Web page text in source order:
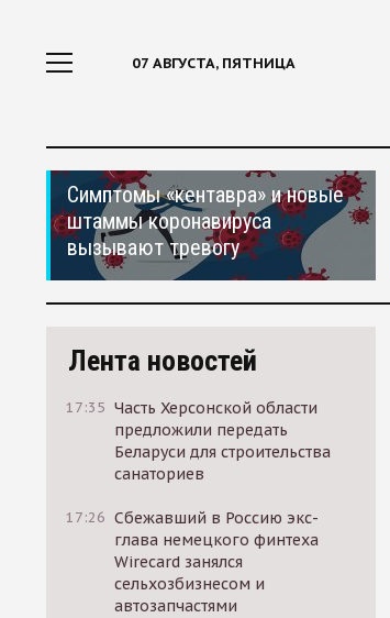
07 АВГУСТА, ПЯТНИЦА
Симптомы «кентавра» и новые
штаммы коронавируса
вызывают тревогу
Лента новостей
17:35 Часть Херсонской области
предложили передать
Беларуси для строительства
санаториев
17:26 Сбежавший в Россию экс-
глава немецкого финтеха
Wirecard занялся
сельхозбизнесом и
автозапчастями